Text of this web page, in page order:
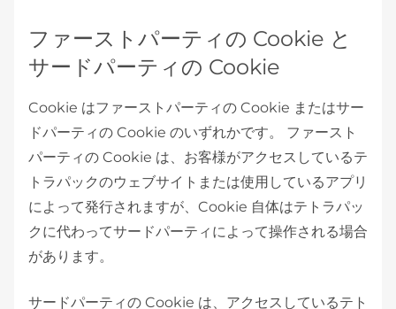
ファーストパーティの Cookie と
サードパーティの Cookie
Cookie はファーストパーティの Cookie またはサー
ドパーティの Cookie のいずれかです。 ファースト
パーティの Cookie は、お客様がアクセスしているテ
トラパックのウェブサイトまたは使用しているアプリ
によって発行されますが、Cookie 自体はテトラパッ
クに代わってサードパーティによって操作される場合
があります。
サードパーティの Cookie は、アクセスしているテト